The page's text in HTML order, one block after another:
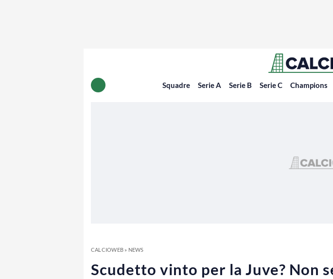
Squadre Serie A Serie B Serie C Champions
CALCIOWEB» NEWS
Scudetto vinto per la Juve? Non